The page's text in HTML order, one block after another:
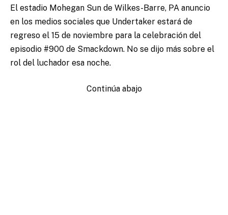
El estadio Mohegan Sun de Wilkes-Barre, PA anuncio
en los medios sociales que Undertaker estará de
regreso el 15 de noviembre para la celebración del
episodio #900 de Smackdown. No se dijo más sobre el
rol del luchador esa noche.
Continúa abajo